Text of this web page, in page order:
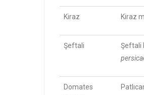
Kiraz Kiraz
Şeftali Şeftali
Domates